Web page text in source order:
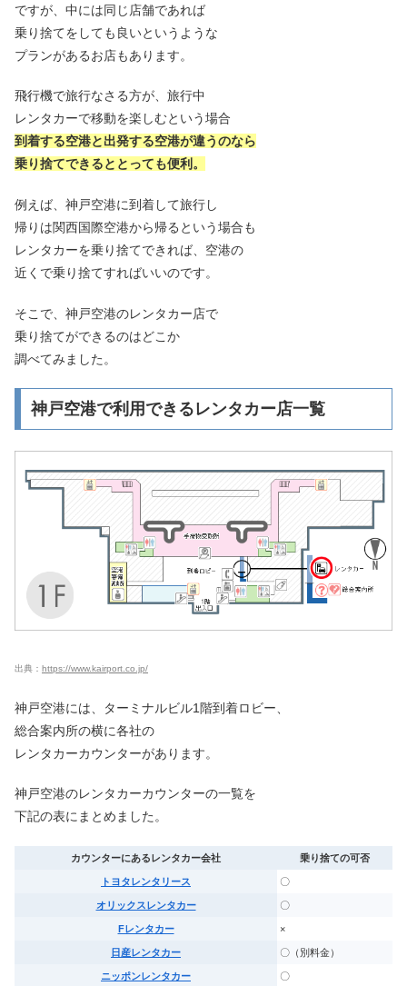
ですが、中には同じ店舗であれば
乗り捨てをしても良いというような
プランがあるお店もあります。
飛行機で旅行なさる方が、旅行中
レンタカーで移動を楽しむという場合
到着する空港と出発する空港が違うのなら
乗り捨てできるととっても便利。
例えば、神戸空港に到着して旅行し
帰りは関西国際空港から帰るという場合も
レンタカーを乗り捨てできれば、空港の
近くで乗り捨てすればいいのです。
そこで、神戸空港のレンタカー店で
乗り捨てができるのはどこか
調べてみました。
神戸空港で利用できるレンタカー店一覧
出典： https://www.kairport.co.jp/
神戸空港には、ターミナルビル1階到着ロビー、
総合案内所の横に各社の
レンタカーカウンターがあります。
神戸空港のレンタカーカウンターの一覧を
下記の表にまとめました。
カウンターにあるレンタカー会社 乗り捨ての可否
トヨタレンタリース 〇
オリックスレンタカー 〇
Fレンタカー ×
日産レンタカー 〇（別料金）
ニッポンレンタカー 〇